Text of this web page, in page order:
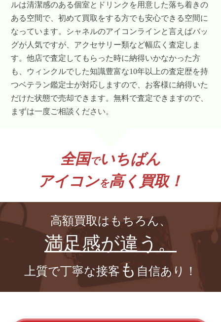
ルは清潔感のある個室とドリンクを用意した落ち着きの
ある空間で、初めて買取をする方でも安心できる空間に
なっています。シャネルのアイコンラインと言えばバッ
グが人気ですが、アクセサリー類など幅広く査定しま
す。他店で査定してもらった時に納得いかなかった方
も、ウィンクルでした知識豊富な10年以上の査定歴を持
つベテラン鑑定士が対応しますので、お客様に納得いた
だけた状態で売却できます。無料で査定できますので、
まずは一度ご相談ください。
全国でいちばん
アイコンを高く買取！
高額買取はもちろん、
満足感が違う。
上質で丁寧な接客 も 自信あり！